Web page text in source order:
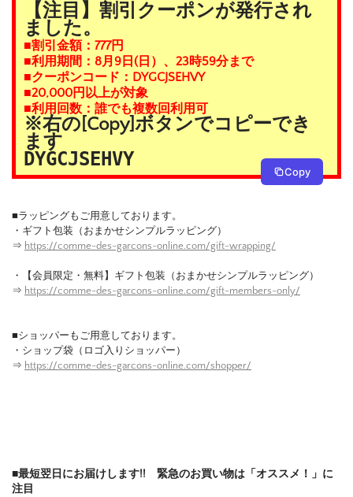
【注目】割引クーポンが発行され
ました。
■割引金額：777円
■利用期間：8月9日(日）、23時59分まで
■クーポンコード：DYGCJSEHVY
■20,000円以上が対象
■利用回数：誰でも複数回利用可
※右の[Copy]ボタンでコピーでき
ます
DYGCJSEHVY
Copy
■ラッピングもご用意しております。
・ギフト包装（おまかせシンプルラッピング）
⇒ https://comme-des-garcons-online.com/gift-wrapping/
・【会員限定・無料】ギフト包装（おまかせシンプルラッピング）
⇒ https://comme-des-garcons-online.com/gift-members-only/
■ショッパーもご用意しております。
・ショップ袋（ロゴ入りショッパー）
⇒ https://comme-des-garcons-online.com/shopper/
■最短翌日にお届けします!! 緊急のお買い物は「オススメ！」に
注目